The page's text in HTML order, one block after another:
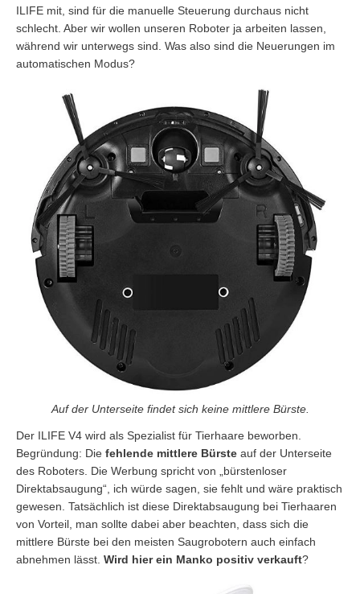
ILIFE mit, sind für die manuelle Steuerung durchaus nicht
schlecht. Aber wir wollen unseren Roboter ja arbeiten lassen,
während wir unterwegs sind. Was also sind die Neuerungen im
automatischen Modus?
Auf der Unterseite findet sich keine mittlere Bürste.
Der ILIFE V4 wird als Spezialist für Tierhaare beworben.
Begründung: Die fehlende mittlere Bürste auf der Unterseite
des Roboters. Die Werbung spricht von „bürstenloser
Direktabsaugung“, ich würde sagen, sie fehlt und wäre praktisch
gewesen. Tatsächlich ist diese Direktabsaugung bei Tierhaaren
von Vorteil, man sollte dabei aber beachten, dass sich die
mittlere Bürste bei den meisten Saugrobotern auch einfach
abnehmen lässt. Wird hier ein Manko positiv verkauft?